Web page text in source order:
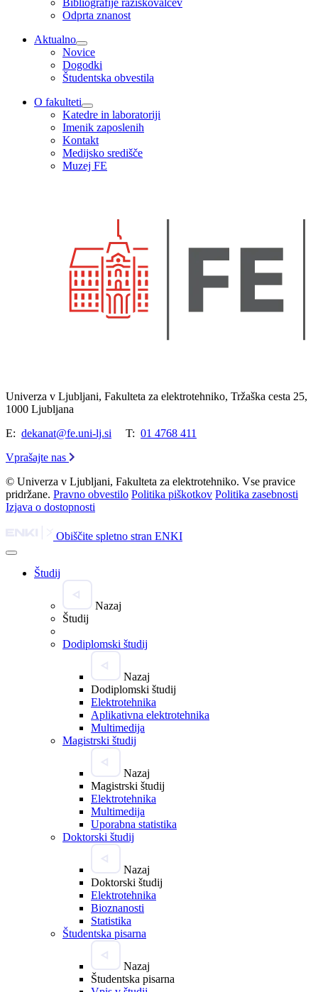
Bibliografije raziskovalcev
Odprta znanost
Aktualno
Novice
Dogodki
Študentska obvestila
O fakulteti
Katedre in laboratoriji
Imenik zaposlenih
Kontakt
Medijsko središče
Muzej FE
Univerza v Ljubljani, Fakulteta za elektrotehniko, Tržaška cesta 25,
1000 Ljubljana
E: dekanat@fe.uni-lj.si T: 01 4768 411
Vprašajte nas
© Univerza v Ljubljani, Fakulteta za elektrotehniko. Vse pravice
pridržane. Pravno obvestilo Politika piškotkov Politika zasebnosti
Izjava o dostopnosti
Obiščite spletno stran ENKI
Študij
Nazaj
Študij
Dodiplomski študij
Nazaj
Dodiplomski študij
Elektrotehnika
Aplikativna elektrotehnika
Multimedija
Magistrski študij
Nazaj
Magistrski študij
Elektrotehnika
Multimedija
Uporabna statistika
Doktorski študij
Nazaj
Doktorski študij
Elektrotehnika
Bioznanosti
Statistika
Študentska pisarna
Nazaj
Študentska pisarna